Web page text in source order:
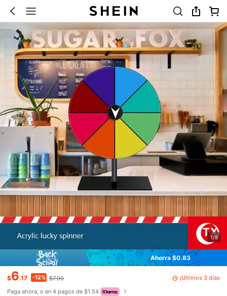
1/8
Ahorra $0.83
$6.17 -12% $7.00
¡Últimos 3 días
Paga ahora, o en 4 pagos de $1.54